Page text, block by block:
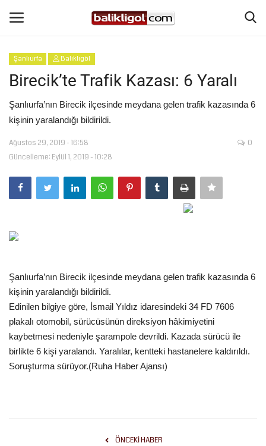
Giriş Yap
Anasayfa
Eğitim
Gündem
Tekno Bilim
Ekonomi
Şanlıurfa Balıklıgöl
Birecik’te Trafik Kazası: 6 Yaralı
Şanlıurfa’nın Birecik ilçesinde meydana gelen trafik kazasında 6
kişinin yaralandığı bildirildi.
Ağustos 29, 2019 - 16:58
Güncelleme: Eylül 1, 2019 - 10:28
0
Şanlıurfa’nın Birecik ilçesinde meydana gelen trafik kazasında 6
kişinin yaralandığı bildirildi.
Edinilen bilgiye göre, İsmail Yıldız idaresindeki 34 FD 7606
plakalı otomobil, sürücüsünün direksiyon hâkimiyetini
kaybetmesi nedeniyle şarampole devrildi. Kazada sürücü ile
birlikte 6 kişi yaralandı. Yaralılar, kentteki hastanelere kaldırıldı.
Soruşturma sürüyor.(Ruha Haber Ajansı)
ÖNCEKI HABER